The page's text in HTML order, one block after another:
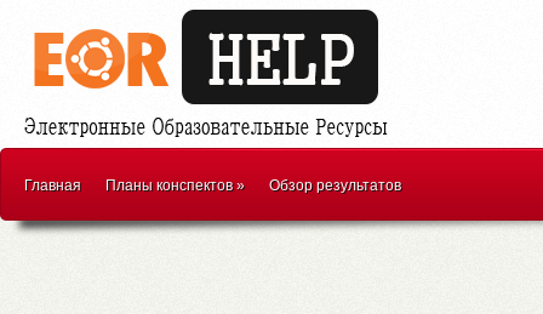
Главная Планы конспектов» Обзор результатов